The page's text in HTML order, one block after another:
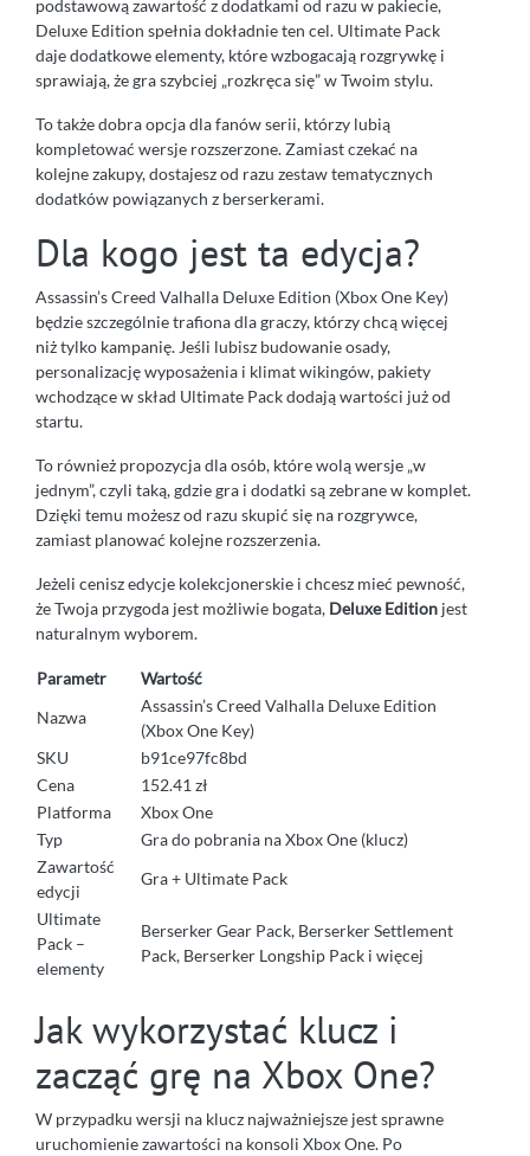
podstawową zawartość z dodatkami od razu w pakiecie,
Deluxe Edition spełnia dokładnie ten cel. Ultimate Pack
daje dodatkowe elementy, które wzbogacają rozgrywkę i
sprawiają, że gra szybciej „rozkręca się” w Twoim stylu.
To także dobra opcja dla fanów serii, którzy lubią
kompletować wersje rozszerzone. Zamiast czekać na
kolejne zakupy, dostajesz od razu zestaw tematycznych
dodatków powiązanych z berserkerami.
Dla kogo jest ta edycja?
Assassin’s Creed Valhalla Deluxe Edition (Xbox One Key)
będzie szczególnie trafiona dla graczy, którzy chcą więcej
niż tylko kampanię. Jeśli lubisz budowanie osady,
personalizację wyposażenia i klimat wikingów, pakiety
wchodzące w skład Ultimate Pack dodają wartości już od
startu.
To również propozycja dla osób, które wolą wersje „w
jednym”, czyli taką, gdzie gra i dodatki są zebrane w komplet.
Dzięki temu możesz od razu skupić się na rozgrywce,
zamiast planować kolejne rozszerzenia.
Jeżeli cenisz edycje kolekcjonerskie i chcesz mieć pewność,
że Twoja przygoda jest możliwie bogata, Deluxe Edition jest
naturalnym wyborem.
Parametr
Wartość
Nazwa
Assassin’s Creed Valhalla Deluxe Edition
(Xbox One Key)
SKU
b91ce97fc8bd
Cena
152.41 zł
Platforma
Xbox One
Typ
Gra do pobrania na Xbox One (klucz)
Zawartość
edycji
Gra + Ultimate Pack
Ultimate
Pack –
elementy
Berserker Gear Pack, Berserker Settlement
Pack, Berserker Longship Pack i więcej
Jak wykorzystać klucz i
zacząć grę na Xbox One?
W przypadku wersji na klucz najważniejsze jest sprawne
uruchomienie zawartości na konsoli Xbox One. Po